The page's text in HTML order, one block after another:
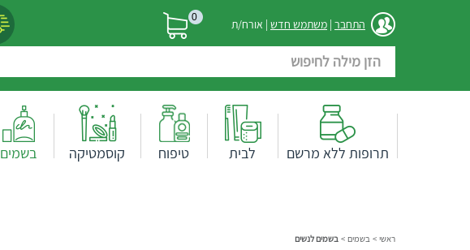
התחבר | משתמש חדש | אורח/ת 0
תרופות ללא מרשם לבית טיפוח קוסמטיקה בשמים
ראשי > בשמים > בשמים לנשים